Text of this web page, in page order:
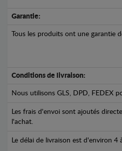
Garantie:
Tous les produits ont une garantie
Conditions de livraison:
Nous utilisons GLS, DPD, FEDEX
Les frais d'envoi sont ajoutés
l'achat.
Le délai de livraison est d'environ 4